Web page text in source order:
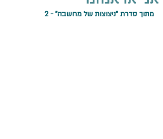
מתוך סדרת "ניצוצות של מחשבה" - 2